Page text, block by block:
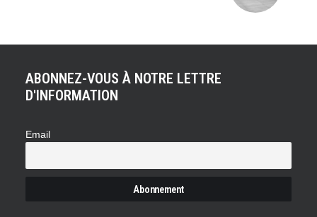
ABONNEZ-VOUS À NOTRE LETTRE
D'INFORMATION
Email